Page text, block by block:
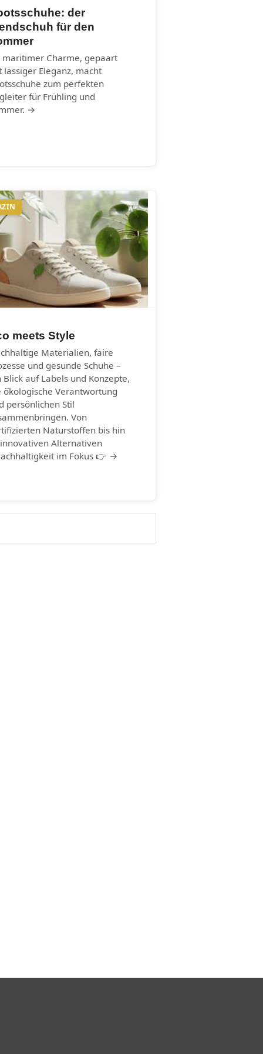
der
für den
maritimer Charme, gepaart
lässiger Eleganz, macht
zum perfekten
für Frühling und
→
meets Style
Materialien, faire
und gesunde Schuhe –
Blick auf Labels und Konzepte,
ökologische Verantwortung
persönlichen Stil
Von
Naturstoffen bis hin
Alternativen
im Fokus 👉 →